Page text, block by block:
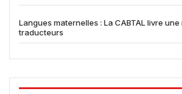
Langues maternelles : La CABTAL livre
traducteurs